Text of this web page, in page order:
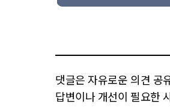
댓글은 자유로운 의견 공
답변이나 개선이 필요한